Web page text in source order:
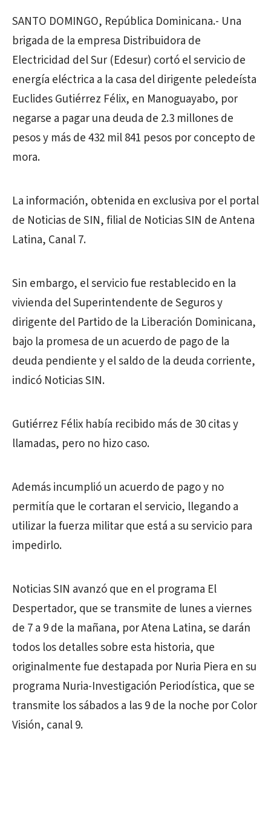
SANTO DOMINGO, República Dominicana.- Una
brigada de la empresa Distribuidora de
Electricidad del Sur (Edesur) cortó el servicio de
energía eléctrica a la casa del dirigente peledeísta
Euclides Gutiérrez Félix, en Manoguayabo, por
negarse a pagar una deuda de 2.3 millones de
pesos y más de 432 mil 841 pesos por concepto de
mora.
La información, obtenida en exclusiva por el portal
de Noticias de SIN, filial de Noticias SIN de Antena
Latina, Canal 7.
Sin embargo, el servicio fue restablecido en la
vivienda del Superintendente de Seguros y
dirigente del Partido de la Liberación Dominicana,
bajo la promesa de un acuerdo de pago de la
deuda pendiente y el saldo de la deuda corriente,
indicó Noticias SIN.
Gutiérrez Félix había recibido más de 30 citas y
llamadas, pero no hizo caso.
Además incumplió un acuerdo de pago y no
permitía que le cortaran el servicio, llegando a
utilizar la fuerza militar que está a su servicio para
impedirlo.
Noticias SIN avanzó que en el programa El
Despertador, que se transmite de lunes a viernes
de 7 a 9 de la mañana, por Atena Latina, se darán
todos los detalles sobre esta historia, que
originalmente fue destapada por Nuria Piera en su
programa Nuria-Investigación Periodística, que se
transmite los sábados a las 9 de la noche por Color
Visión, canal 9.